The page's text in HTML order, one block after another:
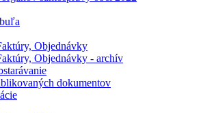
Objednávky
Objednávky - archív
dokumentov